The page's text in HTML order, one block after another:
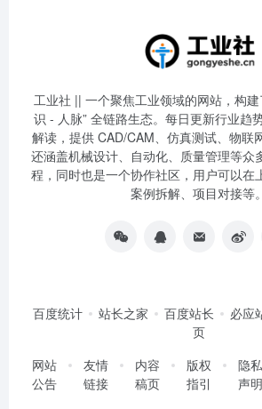
工业社 || 一个聚焦工业领域的网站，构
识 - 人脉” 全链路生态。每日更新行业趋
解读，提供 CAD/CAM、仿真测试、物联
还涵盖机械设计、自动化、质量管理等众
程，同时也是一个协作社区，用户可以在
案例拆解、项目对接等。
百度统计 站长之家 百度站长 必应
页
网站
公告
友情
链接
内容
稿页
版权
指引
隐私
声明